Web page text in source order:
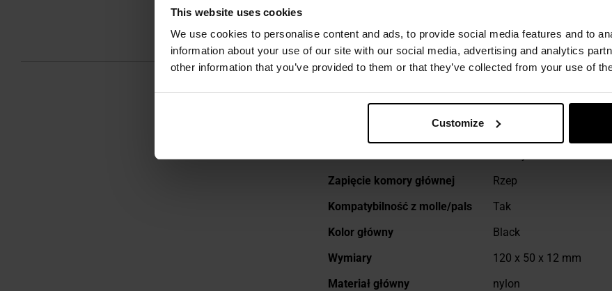
This website uses cookies
We use cookies to personalise content and ads, to provide social media features and to
information about your use of our site with our social media, advertising and analytics
other information that you’ve provided to them or that they’ve collected from your use of
Customize
DANE TECHNICZNE
informacji
16 g
Zapięcie komory głównej
Rzep
Kompatybilność z molle/pals
Tak
Kolor główny
Black
Wymiary
120 x 50 x 12 mm
Materiał główny
nylon